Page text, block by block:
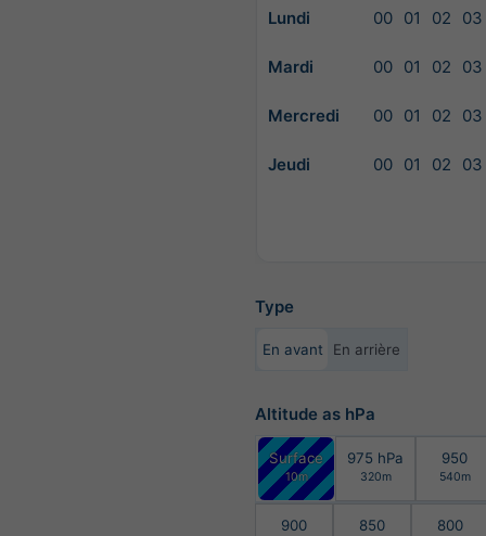
Lundi 00 01 02 03
Mardi 00 01 02 03
Mercredi 00 01 02 03
Jeudi 00 01 02 03
Type
En avant En arrière
Altitude as hPa
Surface
10m
975 hPa
320m
950
540m
900 850 800